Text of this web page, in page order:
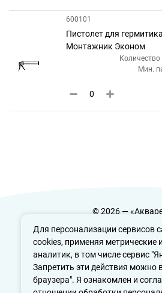
Для персонализации сервисов
cookies, применяя метрические
аналитик, в том числе сервис
Запретить эти действия можно
браузера". Я ознакомлен и
600101
Пистолет для
Монтажник Эконом
Количество
Мин.
© 2026 —
Политика